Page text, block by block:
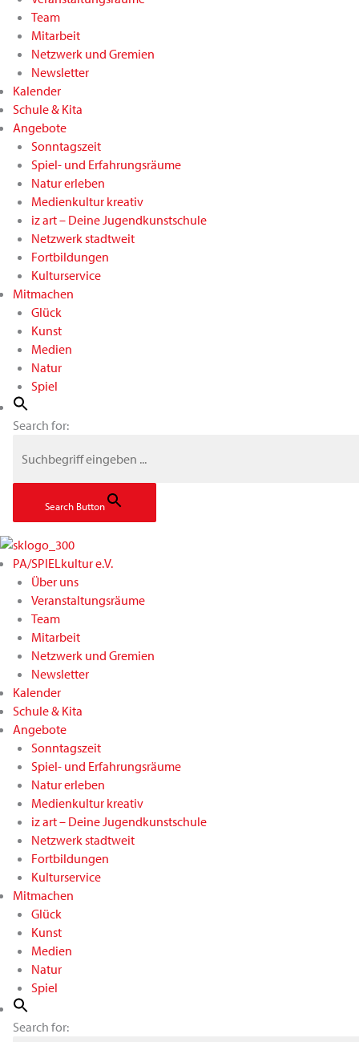
Team
Mitarbeit
Netzwerk und Gremien
Newsletter
Kalender
Schule & Kita
Angebote
Sonntagszeit
Spiel- und Erfahrungsräume
Natur erleben
Medienkultur kreativ
iz art – Deine Jugendkunstschule
Netzwerk stadtweit
Fortbildungen
Kulturservice
Mitmachen
Glück
Kunst
Medien
Natur
Spiel
Search for:
Search Button
PA/SPIELkultur e.V.
Über uns
Veranstaltungsräume
Team
Mitarbeit
Netzwerk und Gremien
Newsletter
Kalender
Schule & Kita
Angebote
Sonntagszeit
Spiel- und Erfahrungsräume
Natur erleben
Medienkultur kreativ
iz art – Deine Jugendkunstschule
Netzwerk stadtweit
Fortbildungen
Kulturservice
Mitmachen
Glück
Kunst
Medien
Natur
Spiel
Search for: